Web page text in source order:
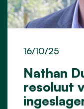
Nathan
resoluut
16/10/25